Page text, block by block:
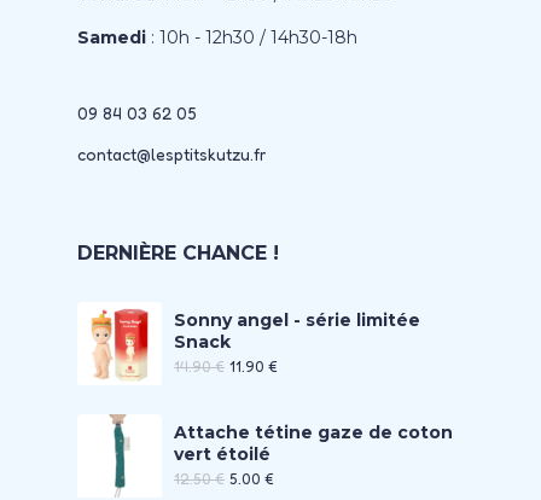
Samedi : 10h - 12h30 / 14h30-18h
09 84 03 62 05
contact@lesptitskutzu.fr
DERNIÈRE CHANCE !
Sonny angel - série limitée
Snack
14.90€ 11.90 €
Attache tétine gaze de coton
vert étoilé
12.50€ 5.00 €